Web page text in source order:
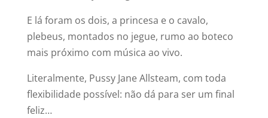
E lá foram os dois, a princesa e o cavalo,
plebeus, montados no jegue, rumo ao boteco
mais próximo com música ao vivo.
Literalmente, Pussy Jane Allsteam, com toda
flexibilidade possível: não dá para ser um final
feliz…